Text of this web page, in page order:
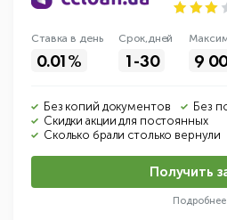
Ставка в день
0.01%
Срок,дней
1-30
Макс
9
Без копий документов
Без
Скидки акции для постоянных
Сколько брали столько вернули
Получить
Подробнее